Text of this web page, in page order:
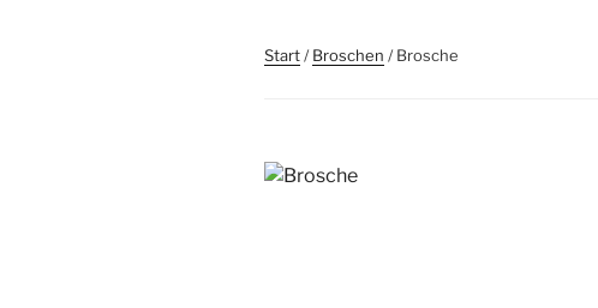
Start/Broschen / Brosche